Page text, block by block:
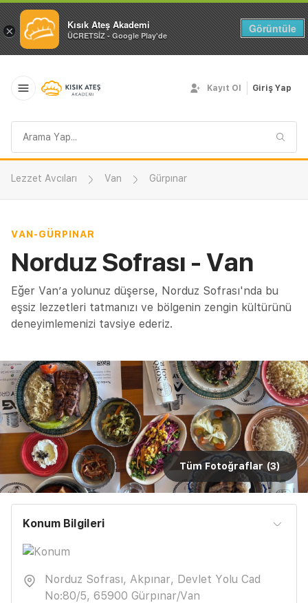
× Kısık Ateş Akademi
ÜCRETSİZ - Google Play'de
Görüntüle
sorgusu
Kayıt Ol Giriş Yap
Lezzet Avcıları Van Gürpınar
VAN-GÜRPINAR
Norduz Sofrası - Van
Eğer Van’a yolunuz düşerse, Norduz Sofrası'nda bu
eşsiz lezzetleri tatmanızı ve bölgenin zengin kültürünü
deneyimlemenizi tavsiye ederiz.
Tüm Fotoğraflar (3)
Konum Bilgileri
Norduz Sofrası, Akpınar, Devlet Yolu Cad
No:80/5, 65900 Gürpınar/Van